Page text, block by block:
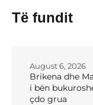
Të fundit
Brikena dhe
i bën
çdo grua
August 6, 2026